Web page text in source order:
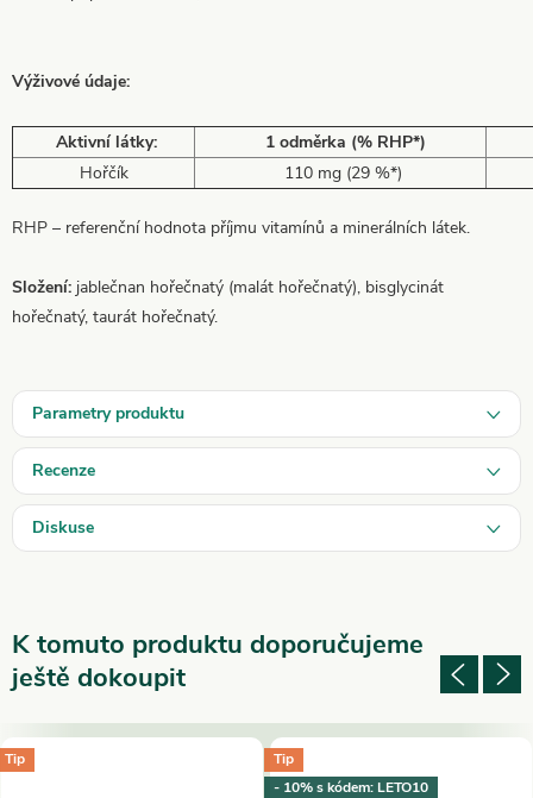
Výživové údaje:
Aktivní látky:
1 odměrka (% RHP*)
Hořčík
110 mg (29 %*)
RHP – referenční hodnota příjmu vitamínů a minerálních látek.
Složení: jablečnan hořečnatý (malát hořečnatý), bisglycinát
hořečnatý, taurát hořečnatý.
Parametry produktu
Recenze
Diskuse
K tomuto produktu doporučujeme
ještě dokoupit
Tip
Tip
- 10% s kódem: LETO10